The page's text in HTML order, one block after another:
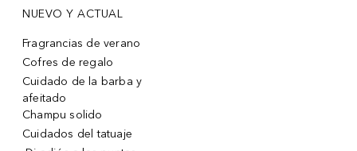
NUEVO Y ACTUAL
Fragrancias de verano
Cofres de regalo
Cuidado de la barba y
afeitado
Champu solido
Cuidados del tatuaje